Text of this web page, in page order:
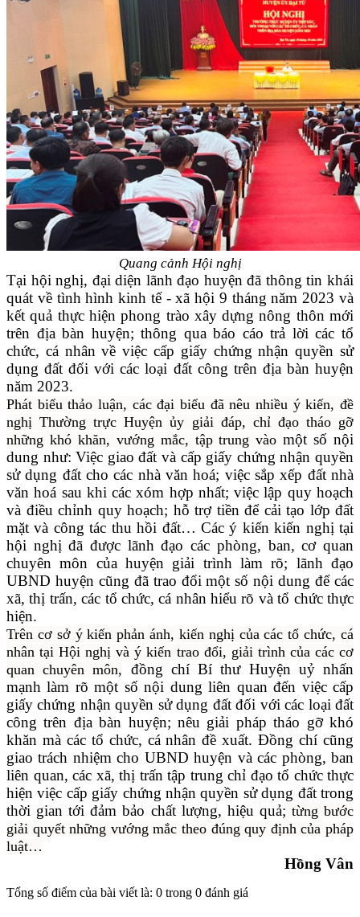
Quang cảnh Hội nghị
Tại hội nghị, đại diện lãnh đạo huyện đã thông tin khái
quát về tình hình kinh tế - xã hội 9 tháng năm 2023 và
kết quả thực hiện phong trào xây dựng nông thôn mới
trên địa bàn huyện; thông qua báo cáo trả lời các tổ
chức, cá nhân về việc cấp giấy chứng nhận quyền sử
dụng đất đối với các loại đất công trên địa bàn huyện
năm 2023.
Phát biểu thảo luận, các đại biểu đã nêu nhiều ý kiến, đề
nghị Thường trực Huyện ủy giải đáp, chỉ đạo tháo gỡ
những khó khăn, vướng mắc, tập trung vàomột số nội
dung như: Việc giao đất và cấp giấy chứng nhận quyền
sử dụng đất cho các nhà văn hoá; việc sắp xếp đất nhà
văn hoá sau khi các xóm hợp nhất; việc lập quy hoạch
và điều chỉnh quy hoạch; hỗ trợ tiền để cải tạo lớp đất
mặt và công tác thu hồi đất… Các ý kiến kiến nghị tại
hội nghị đã được lãnh đạo các phòng, ban, cơ quan
chuyên môn của huyện giải trình làm rõ; lãnh đạo
UBND huyện cũng đã trao đổi một số nội dung để các
xã, thị trấn, các tổ chức, cá nhân hiểu rõ và tổ chức thực
hiện.
Trên cơ sở ý kiến phản ánh, kiến nghị của các tổ chức, cá
nhân tại Hội nghị và ý kiến trao đổi, giải trình của các cơ
quan chuyên môn, đồng chí Bí thư Huyện uỷ nhấn
mạnh làm rõ một số nội dung liên quan đến việc cấp
giấy chứng nhận quyền sử dụng đất đối với các loại đất
công trên địa bàn huyện; nêu giải pháp tháo gỡ khó
khăn mà các tổ chức, cá nhân đề xuất. Đồng chí cũng
giao trách nhiệm cho UBND huyện và các phòng, ban
liên quan, các xã, thị trấn tập trung chỉ đạo tổ chức thực
hiện việc cấp giấy chứng nhận quyền sử dụng đất trong
thời gian tới đảm bảo chất lượng, hiệu quả; từng bước
giải quyết những vướng mắc theo đúng quy định của pháp
luật…
Hồng Vân
Tổng số điểm của bài viết là: 0 trong 0 đánh giá